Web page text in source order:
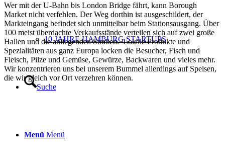
10 JAHRE HAMBURG STARTUPS
Suche
Menü Menü
Wer mit der U-Bahn bis London Bridge fährt, kann Borough
Market nicht verfehlen. Der Weg dorthin ist ausgeschildert, der
Markteingang befindet sich unmittelbar beim Stationsausgang. Über
100 meist überdachte Verkaufsstände verteilen sich auf zwei große
Hallen und die anliegenden Straßen. Lokale Produkte und
Spezialitäten aus ganz Europa locken die Besucher, Fisch und
Fleisch, Pilze und Gemüse, Gewürze, Backwaren und vieles mehr.
Wir konzentrieren uns bei unserem Bummel allerdings auf Speisen,
die wir gleich vor Ort verzehren können.